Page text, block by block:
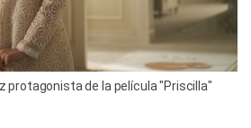
protagonista de la película "Priscilla"